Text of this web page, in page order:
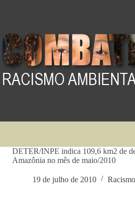
DETER/INPE indica 109,6 km2 de
Amazônia no mês de maio/2010
19 de julho de 2010